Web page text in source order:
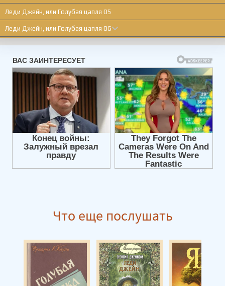
Леди Джейн, или Голубая цапля 05
Леди Джейн, или Голубая цапля 06
Леди Джейн, или Голубая цапля 07
Леди Джейн, или Голубая цапля 08
Леди Джейн, или Голубая цапля 09
Леди Джейн, или Голубая цапля 10
Леди Джейн, или Голубая цапля 11
Леди Джейн, или Голубая цапля 12
Леди Джейн, или Голубая цапля 13
Леди Джейн, или Голубая цапля 14
Леди Джейн, или Голубая цапля 17
Леди Джейн, или Голубая цапля 19
Леди Джейн, или Голубая цапля 20
Леди Джейн, или Голубая цапля 21
Что еще послушать